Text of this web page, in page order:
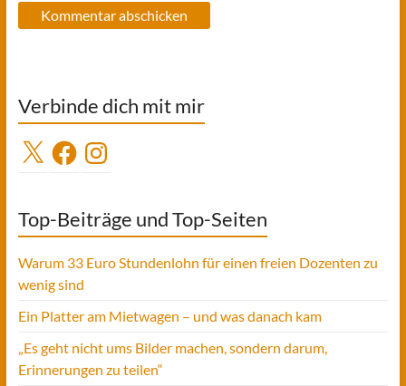
Verbinde dich mit mir
X FacebookInstagram
Top-Beiträge und Top-Seiten
Warum 33 Euro Stundenlohn für einen freien Dozenten zu
wenig sind
Ein Platter am Mietwagen – und was danach kam
„Es geht nicht ums Bilder machen, sondern darum,
Erinnerungen zu teilen“